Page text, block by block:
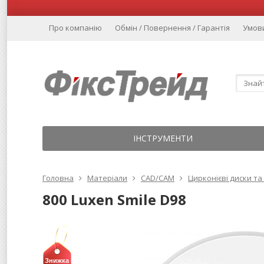
Про компанію Обмін / Повернення / Гарантія
ІНСТРУМЕНТИ
Головна Матеріали CAD/CAM Цирконієві диски
800 Luxen Smile D98
Знижка